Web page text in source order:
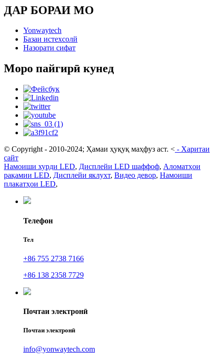
ДАР БОРАИ МО
Yonwaytech
Базаи истехсолй
Назорати сифат
Моро пайгирӣ кунед
© Copyright - 2010-2024; Ҳамаи ҳуқуқ маҳфуз аст. < - Харитаи
сайт
Намоиши хурди LED, Дисплейи LED шаффоф, Аломатҳои
рақамии LED, Дисплейи яклухт, Видео девор, Намоиши
плакатҳои LED,
Телефон
Тел
+86 755 2738 7166
+86 138 2358 7729
Почтаи электронӣ
Почтаи электронӣ
info@yonwaytech.com